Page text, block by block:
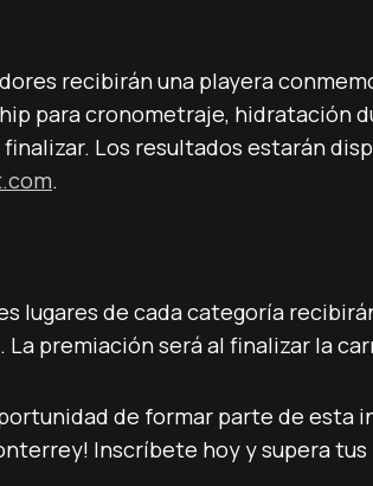
recibirán una playera
para cronometraje, hidratación
Los resultados estarán
.
lugares de cada categoría
La premiación será al finalizar la
de formar parte de esta
Inscríbete hoy y supera